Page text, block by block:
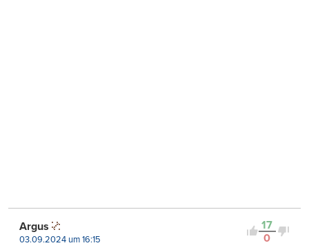
17
0
Argus
03.09.2024 um 16:15